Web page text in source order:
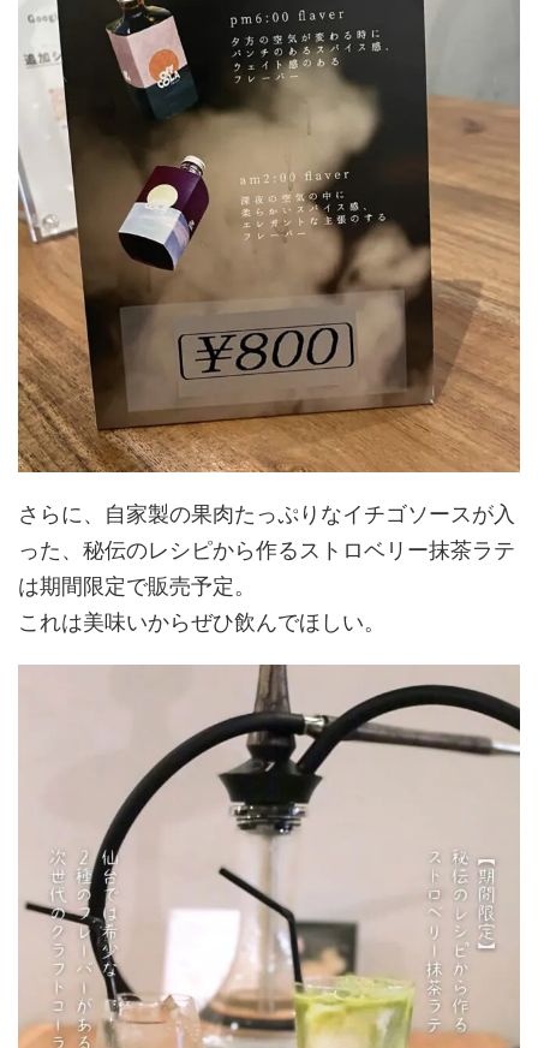
さらに、自家製の果肉たっぷりなイチゴソースが入
った、秘伝のレシピから作るストロベリー抹茶ラテ
は期間限定で販売予定。
これは美味いからぜひ飲んでほしい。